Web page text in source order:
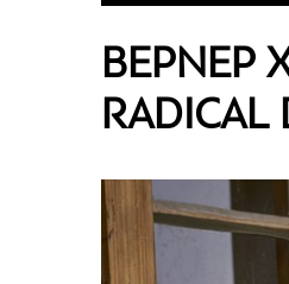
ΒΕΡΝΕΡ
RADICAL